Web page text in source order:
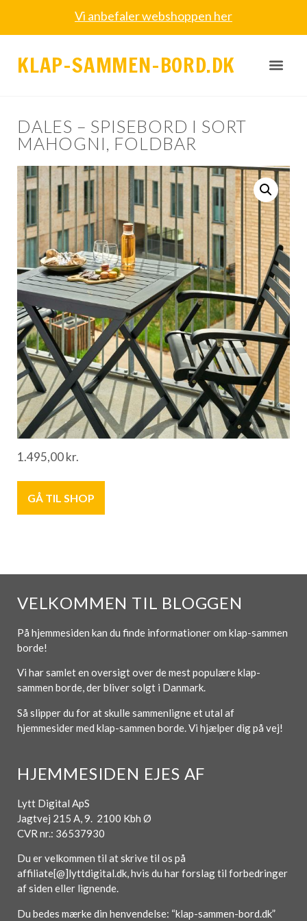
Vi anbefaler webshoppen her
KLAP-SAMMEN-BORD.DK
DALES – SPISEBORD I SORT
MAHOGNI, FOLDBAR
1.495,00kr.
GÅ TIL SHOP
VELKOMMEN TIL BLOGGEN
På hjemmesiden kan du finde informationer om klap-sammen
borde!
Vi har samlet en oversigt over de mest populære klap-
sammen borde, der bliver solgt i Danmark.
Så slipper du for at skulle sammenligne et utal af
hjemmesider med klap-sammen borde. Vi hjælper dig på vej!
HJEMMESIDEN EJES AF
Lytt Digital ApS
Jagtvej 215 A, 9. 2100 Kbh Ø
CVR nr.: 36537930
Du er velkommen til at skrive til os på
affiliate[@]lyttdigital.dk, hvis du har forslag til forbedringer
af siden eller lignende.
Du bedes mærke din henvendelse: “klap-sammen-bord.dk”